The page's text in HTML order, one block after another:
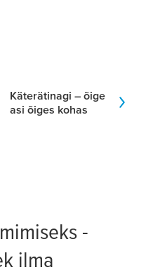
Käterätinagi – õige
asi õiges kohas
-
ilma